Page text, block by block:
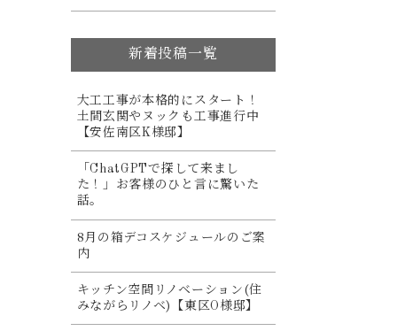
新着投稿一覧
大工工事が本格的にスタート！
土間玄関やヌックも工事進行中
【安佐南区K様邸】
「ChatGPTで探して来まし
た！」お客様のひと言に驚いた
話。
8月の箱デコスケジュールのご案
内
キッチン空間リノベーション(住
みながらリノベ)【東区O様邸】